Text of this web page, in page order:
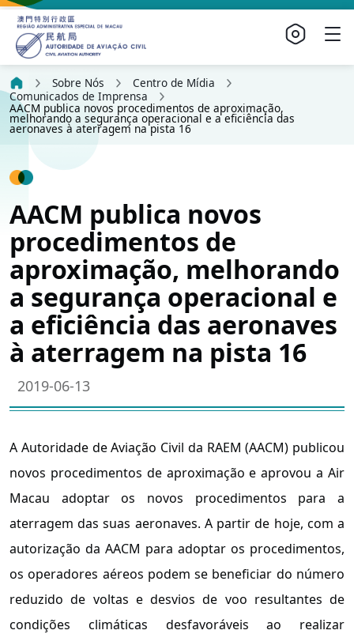
Sobre Nós
Centro de Mídia
Comunicados de Imprensa
AACM publica novos procedimentos de aproximação,
melhorando a segurança operacional e a eficiência das
aeronaves à aterragem na pista 16
AACM publica novos
procedimentos de
aproximação, melhorando
a segurança operacional e
a eficiência das aeronaves
à aterragem na pista 16
2019-06-13
A Autoridade de Aviação Civil da RAEM (AACM) publicou
novos procedimentos de aproximação e aprovou a Air
Macau adoptar os novos procedimentos para a
aterragem das suas aeronaves. A partir de hoje, com a
autorização da AACM para adoptar os procedimentos,
os operadores aéreos podem se beneficiar do número
reduzido de voltas e desvios de voo resultantes de
condições climáticas desfavoráveis ao realizar